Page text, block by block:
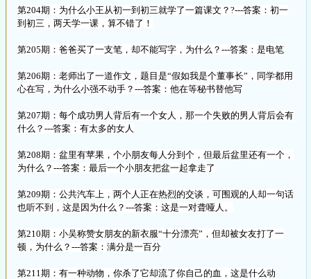
第204期：为什么小王从初一到初三就学了一篇课文？?---答案：初一
到初三，两天学一课，算不错了！
第205期：爸爸买了一支笔，却不能写字，为什么？---答案：是电笔
第206期：老师出了一道作文，题目是“假如我是个董事长”，同学都用
心在写，为什么小强不动手？---答案：他在等秘书替他写
第207期：每个成功男人背后有一个女人，那一个失败的男人背后会有
什么？---答案：有太多的女人
第208期：盆里有苹果，个小朋友每人分到个，但最后盆里还有一个，
为什么？---答案：最后一个小朋友把盆一起拿走了
第209期：公共汽车上，两个人正在热烈的交谈，可围观的人却一句话
也听不到，这是因为什么？---答案：这是一对聋哑人。
第210期：小吴称赞女朋友的新衣服“十分漂亮”，但却被女友打了一
顿，为什么？---答案：满分是一百分
第211期：有一种动物，你杀了它却流了你自己的血，这是什么动